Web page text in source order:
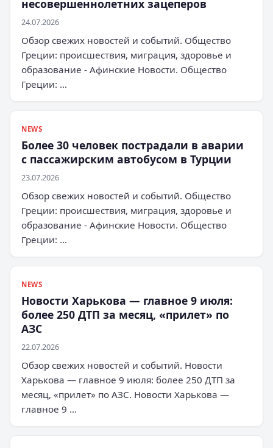
несовершеннолетних зацеперов
24.07.2026
Обзор свежих новостей и событий. Общество
Греции: происшествия, миграция, здоровье и
образование - Афинские Новости. Общество
Греции: …
NEWS
Более 30 человек пострадали в аварии
с пассажирским автобусом в Турции
23.07.2026
Обзор свежих новостей и событий. Общество
Греции: происшествия, миграция, здоровье и
образование - Афинские Новости. Общество
Греции: …
NEWS
Новости Харькова — главное 9 июля:
более 250 ДТП за месяц, «прилет» по
АЗС
22.07.2026
Обзор свежих новостей и событий. Новости
Харькова — главное 9 июля: более 250 ДТП за
месяц, «прилет» по АЗС. Новости Харькова —
главное 9 …